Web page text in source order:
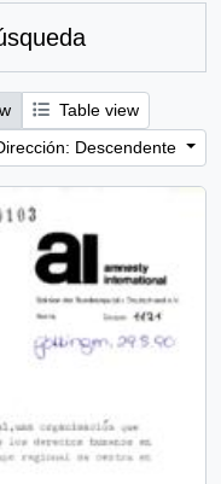
Table view
Descendente